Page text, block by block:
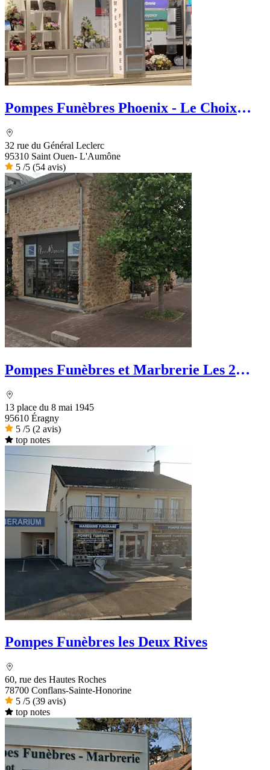
Pompes Funèbres Phoenix - Le Choix
32 rue du Général Leclerc
95310 Saint Ouen- L'Aumône
5 /5 (54 avis)
Pompes Funèbres et Marbrerie Les 2
13 place du 8 mai 1945
95610 Éragny
5 /5 (2 avis)
top notes
Pompes Funèbres les Deux Rives
60, rue des Hautes Roches
78700 Conflans-Sainte-Honorine
5 /5 (39 avis)
top notes